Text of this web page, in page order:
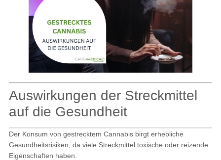
Auswirkungen der Streckmittel
auf die Gesundheit
Der Konsum von gestrecktem Cannabis birgt erhebliche
Gesundheitsrisiken, da viele Streckmittel toxische oder reizende
Eigenschaften haben.